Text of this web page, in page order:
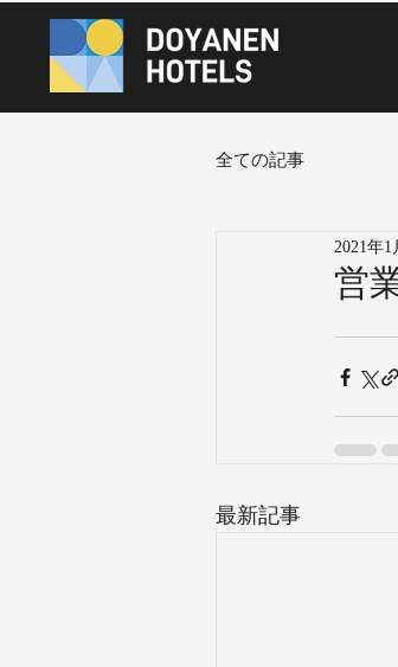
全ての記事
営
2021年1
最新記事